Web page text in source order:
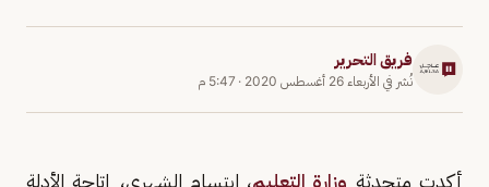
فريق التحرير
نُشر في الأربعاء 26 أغسطس 2020 · 5:47 م
أكدت متحدثة وزارة التعليم، ابتسام الشهري، إتاحة الأدلة